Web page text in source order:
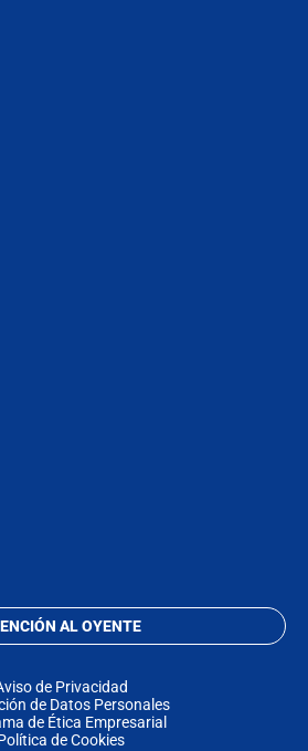
AL OYENTE
de Privacidad
de Datos Personales
de Ética Empresarial
de Cookies